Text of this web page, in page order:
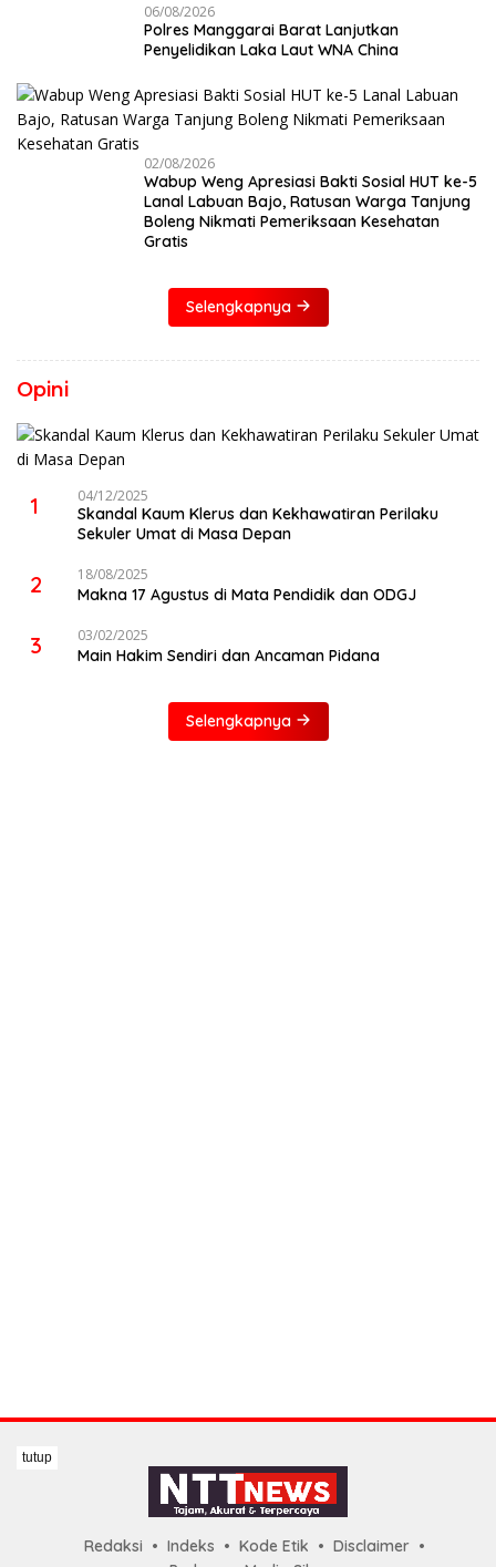
06/08/2026
Polres Manggarai Barat Lanjutkan
Penyelidikan Laka Laut WNA China
02/08/2026
Wabup Weng Apresiasi Bakti Sosial HUT ke-5
Lanal Labuan Bajo, Ratusan Warga Tanjung
Boleng Nikmati Pemeriksaan Kesehatan
Gratis
Selengkapnya
Opini
1 04/12/2025
Skandal Kaum Klerus dan Kekhawatiran Perilaku
Sekuler Umat di Masa Depan
2 18/08/2025
Makna 17 Agustus di Mata Pendidik dan ODGJ
3 03/02/2025
Main Hakim Sendiri dan Ancaman Pidana
Selengkapnya
Redaksi Indeks Kode Etik
Disclaimer
tutup